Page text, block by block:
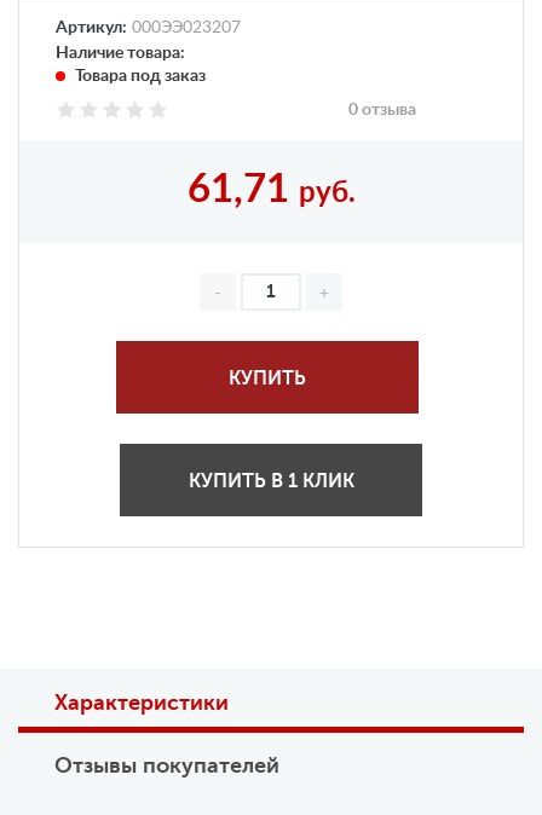
Артикул: 000ЭЭ023207
Наличие товара:
Товара под заказ
0 отзыва
61,71 руб.
КУПИТЬ
КУПИТЬ В 1 КЛИК
Характеристики
Отзывы покупателей